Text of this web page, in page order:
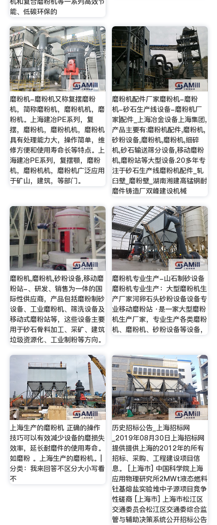
能、低碳环保的
磨粉机-磨粉机又称复摆磨粉
机，简称磨粉机，磨粉机机，磨
粉机。上海建冶PE系列，复
摆，磨粉机，磨粉机机，磨粉机
具有处理能力大，操作简单，维
修方便和使用寿命长等特点。上
海建冶PE系列，复摆颚，磨粉
机，磨粉机机，磨粉机广泛应用
于矿山，建筑，等部门。
磨粉机配件厂家磨粉机-磨粉
机-砂石生产线设备-磨粉机厂
家|配件_上海冶金设备上海集团,
产品主要有:磨粉机配件,磨粉机,
砂粉设备,磨粉机,磨粉机,细碎
机,砂石输送筛分设备,移动磨粉
机,磨粉站等大型设备.20多年专
注于砂石生产线磨粉机配件_轧
臼壁_磨粉壁_湖南湘建高锰钢耐
磨件铸造厂双峰建设机械
磨粉机,磨粉机,砂粉设备,移动磨
粉站-、研发、销售为一体的国
际性供应商，产品包括磨粉制砂
设备、工业磨粉机、筛洗设备及
移动式磨粉站等，这些设备主要
用于砂石骨料加工、采矿、建筑
垃圾资源化、工业制粉等方向。
磨粉机专业生产-山石制砂设备
磨粉机专业生产：大型磨粉机生
产厂家河卵石头砂粉设备设备专
业移动磨粉站 ·是一家大型磨粉
机生产厂家，专业生产各类磨粉
机、磨粉机、砂粉设备等设备，
上海生产的磨粉机 正确的操作
技巧可以有效减少设备的磨损失
效率，延长耐磨件的使用寿命。
如磨粉 。上海生产的磨粉机。|
分类：我来回答不区分大小写看
不
历史招标公告_上海招标网
_2019年08月30日上海招标网
提供提供上海的2012年的所有
招标、采购、工程建设项目信
息。 [上海市] 中国科学院上海
应用物理研究所2MWt液态燃料
钍基熔盐实验堆中子源项目竞争
性磋商 [上海市] 上海市松江区
交通委员会松江区交通委综合监
管与辅助决策系统公开招标公告